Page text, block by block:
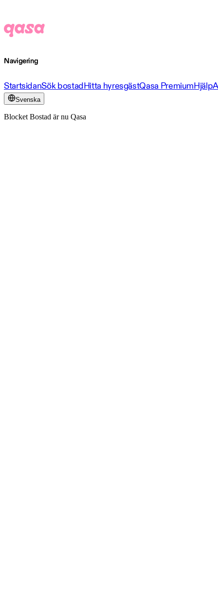
Navigering
StartsidanSök bostadHitta hyresgästQasa PremiumHjälp
Svenska
Blocket Bostad är nu Qasa